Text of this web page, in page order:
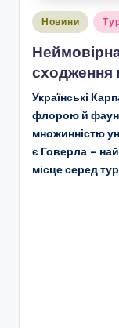
Опубліковано
Новини
Українські
флорою й
множинністю
є Говерла –
місце серед